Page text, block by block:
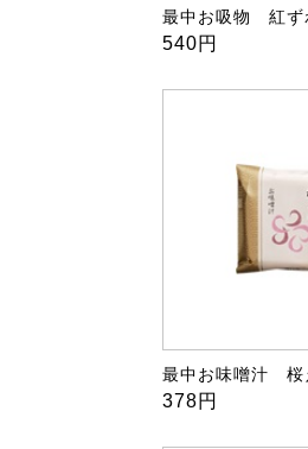
最中お吸物 紅ず
540円
最中お味噌汁 桜
378円